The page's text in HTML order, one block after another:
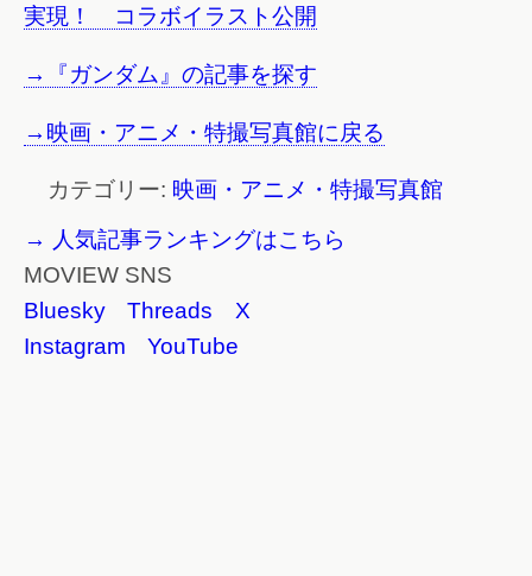
実現！ コラボイラスト公開
→『ガンダム』の記事を探す
→映画・アニメ・特撮写真館に戻る
カテゴリー: 映画・アニメ・特撮写真館
→ 人気記事ランキングはこちら
MOVIEW SNS
Bluesky
Threads
X
Instagram
YouTube